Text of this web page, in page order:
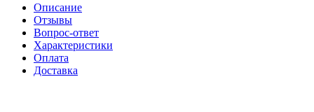
Описание
Отзывы
Вопрос-ответ
Характеристики
Оплата
Доставка